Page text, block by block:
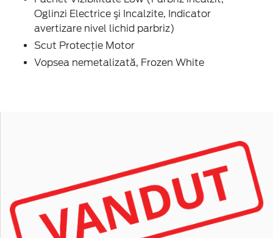
Oglinzi Electrice şi Incalzite, Indicator
avertizare nivel lichid parbriz)
Scut Protecţie Motor
Vopsea nemetalizată, Frozen White